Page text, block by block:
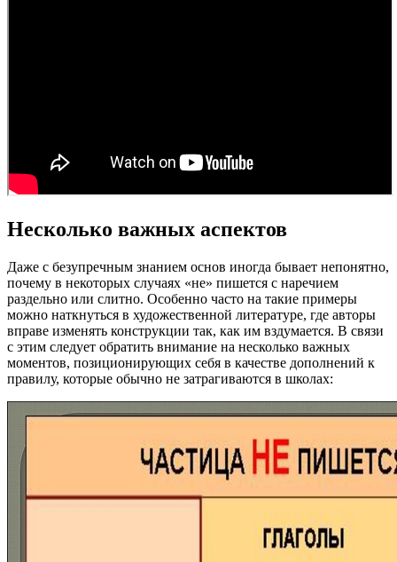
Несколько важных аспектов
Даже с безупречным знанием основ иногда бывает непонятно,
почему в некоторых случаях «не» пишется с наречием
раздельно или слитно. Особенно часто на такие примеры
можно наткнуться в художественной литературе, где авторы
вправе изменять конструкции так, как им вздумается. В связи
с этим следует обратить внимание на несколько важных
моментов, позиционирующих себя в качестве дополнений к
правилу, которые обычно не затрагиваются в школах: